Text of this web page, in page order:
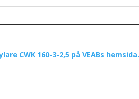
CWK 160-3-2,5 på VEABs hemsida.